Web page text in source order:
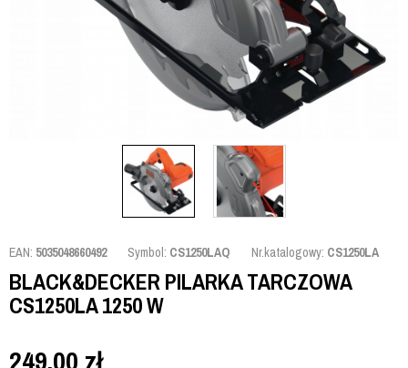
EAN: 5035048660492 Symbol: CS1250LAQ Nr.katalogowy: CS1250LA
BLACK&DECKER PILARKA TARCZOWA
CS1250LA 1250 W